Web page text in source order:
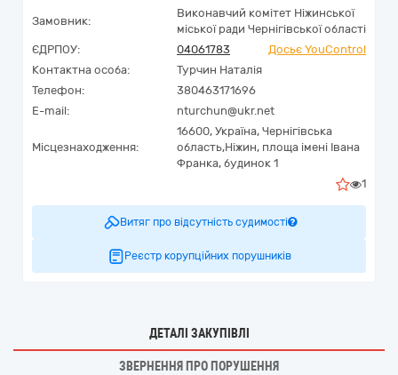
Замовник:
Виконавчий комітет Ніжинської
міської ради Чернігівської області
ЄДРПОУ:
04061783
Досьє YouControl
Контактна особа:
Турчин Наталія
Телефон:
380463171696
E-mail:
nturchun@ukr.net
Місцезнаходження:
16600, Україна, Чернігівська
область,Ніжин, площа імені Івана
Франка, будинок 1
1
Витяг про відсутність судимості
Реєстр корупційних порушників
ДЕТАЛІ ЗАКУПІВЛІ
ЗВЕРНЕННЯ ПРО ПОРУШЕННЯ